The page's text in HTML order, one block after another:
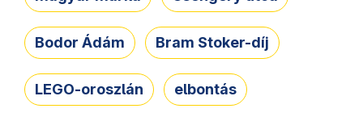
Bodor Ádám Bram Stoker-díj
LEGO-oroszlán elbontás